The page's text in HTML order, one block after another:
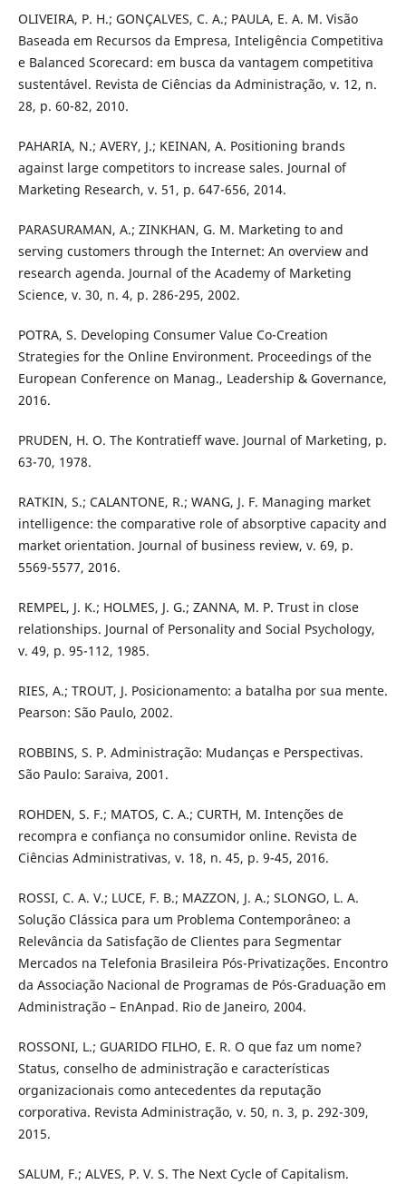
OLIVEIRA, P. H.; GONÇALVES, C. A.; PAULA, E. A. M. Visão
Baseada em Recursos da Empresa, Inteligência Competitiva
e Balanced Scorecard: em busca da vantagem competitiva
sustentável. Revista de Ciências da Administração, v. 12, n.
28, p. 60-82, 2010.
PAHARIA, N.; AVERY, J.; KEINAN, A. Positioning brands
against large competitors to increase sales. Journal of
Marketing Research, v. 51, p. 647-656, 2014.
PARASURAMAN, A.; ZINKHAN, G. M. Marketing to and
serving customers through the Internet: An overview and
research agenda. Journal of the Academy of Marketing
Science, v. 30, n. 4, p. 286-295, 2002.
POTRA, S. Developing Consumer Value Co-Creation
Strategies for the Online Environment. Proceedings of the
European Conference on Manag., Leadership & Governance,
2016.
PRUDEN, H. O. The Kontratieff wave. Journal of Marketing, p.
63-70, 1978.
RATKIN, S.; CALANTONE, R.; WANG, J. F. Managing market
intelligence: the comparative role of absorptive capacity and
market orientation. Journal of business review, v. 69, p.
5569-5577, 2016.
REMPEL, J. K.; HOLMES, J. G.; ZANNA, M. P. Trust in close
relationships. Journal of Personality and Social Psychology,
v. 49, p. 95-112, 1985.
RIES, A.; TROUT, J. Posicionamento: a batalha por sua mente.
Pearson: São Paulo, 2002.
ROBBINS, S. P. Administração: Mudanças e Perspectivas.
São Paulo: Saraiva, 2001.
ROHDEN, S. F.; MATOS, C. A.; CURTH, M. Intenções de
recompra e confiança no consumidor online. Revista de
Ciências Administrativas, v. 18, n. 45, p. 9-45, 2016.
ROSSI, C. A. V.; LUCE, F. B.; MAZZON, J. A.; SLONGO, L. A.
Solução Clássica para um Problema Contemporâneo: a
Relevância da Satisfação de Clientes para Segmentar
Mercados na Telefonia Brasileira Pós-Privatizações. Encontro
da Associação Nacional de Programas de Pós-Graduação em
Administração – EnAnpad. Rio de Janeiro, 2004.
ROSSONI, L.; GUARIDO FILHO, E. R. O que faz um nome?
Status, conselho de administração e características
organizacionais como antecedentes da reputação
corporativa. Revista Administração, v. 50, n. 3, p. 292-309,
2015.
SALUM, F.; ALVES, P. V. S. The Next Cycle of Capitalism.